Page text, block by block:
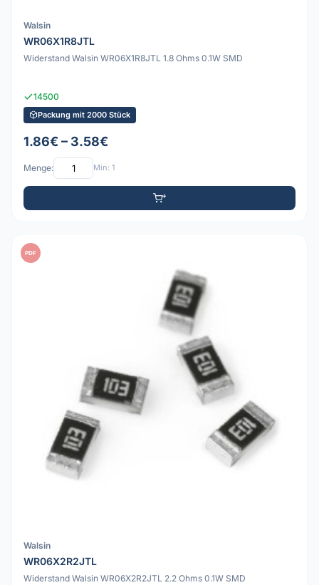
Walsin
WR06X1R8JTL
Widerstand Walsin WR06X1R8JTL 1.8 Ohms 0.1W SMD
14500
Packung mit 2000 Stück
1.86€ – 3.58€
Menge: Min: 1
PDF
Walsin
WR06X2R2JTL
Widerstand Walsin WR06X2R2JTL 2.2 Ohms 0.1W SMD